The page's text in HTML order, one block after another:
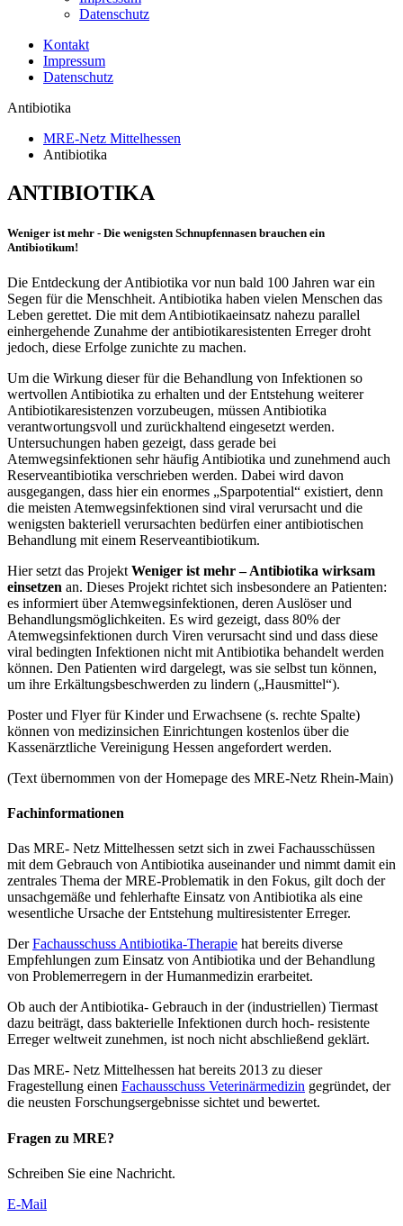
Datenschutz
Kontakt
Impressum
Datenschutz
Antibiotika
MRE-Netz Mittelhessen
Antibiotika
ANTIBIOTIKA
Weniger ist mehr - Die wenigsten Schnupfennasen brauchen ein
Antibiotikum!
Die Entdeckung der Antibiotika vor nun bald 100 Jahren war ein
Segen für die Menschheit. Antibiotika haben vielen Menschen das
Leben gerettet. Die mit dem Antibiotikaeinsatz nahezu parallel
einhergehende Zunahme der antibiotikaresistenten Erreger droht
jedoch, diese Erfolge zunichte zu machen.
Um die Wirkung dieser für die Behandlung von Infektionen so
wertvollen Antibiotika zu erhalten und der Entstehung weiterer
Antibiotikaresistenzen vorzubeugen, müssen Antibiotika
verantwortungsvoll und zurückhaltend eingesetzt werden.
Untersuchungen haben gezeigt, dass gerade bei
Atemwegsinfektionen sehr häufig Antibiotika und zunehmend auch
Reserveantibiotika verschrieben werden. Dabei wird davon
ausgegangen, dass hier ein enormes „Sparpotential“ existiert, denn
die meisten Atemwegsinfektionen sind viral verursacht und die
wenigsten bakteriell verursachten bedürfen einer antibiotischen
Behandlung mit einem Reserveantibiotikum.
Hier setzt das Projekt Weniger ist mehr – Antibiotika wirksam
einsetzen an. Dieses Projekt richtet sich insbesondere an Patienten:
es informiert über Atemwegsinfektionen, deren Auslöser und
Behandlungsmöglichkeiten. Es wird gezeigt, dass 80% der
Atemwegsinfektionen durch Viren verursacht sind und dass diese
viral bedingten Infektionen nicht mit Antibiotika behandelt werden
können. Den Patienten wird dargelegt, was sie selbst tun können,
um ihre Erkältungsbeschwerden zu lindern („Hausmittel“).
Poster und Flyer für Kinder und Erwachsene (s. rechte Spalte)
können von medizinsichen Einrichtungen kostenlos über die
Kassenärztliche Vereinigung Hessen angefordert werden.
(Text übernommen von der Homepage des MRE-Netz Rhein-Main)
Fachinformationen
Das MRE- Netz Mittelhessen setzt sich in zwei Fachausschüssen
mit dem Gebrauch von Antibiotika auseinander und nimmt damit ein
zentrales Thema der MRE-Problematik in den Fokus, gilt doch der
unsachgemäße und fehlerhafte Einsatz von Antibiotika als eine
wesentliche Ursache der Entstehung multiresistenter Erreger.
DerFachausschuss Antibiotika-Therapie hat bereits diverse
Empfehlungen zum Einsatz von Antibiotika und der Behandlung
von Problemerregern in der Humanmedizin erarbeitet.
Ob auch der Antibiotika- Gebrauch in der (industriellen) Tiermast
dazu beiträgt, dass bakterielle Infektionen durch hoch- resistente
Erreger weltweit zunehmen, ist noch nicht abschließend geklärt.
Das MRE- Netz Mittelhessen hat bereits 2013 zu dieser
Fragestellung einen Fachausschuss Veterinärmedizin gegründet, der
die neusten Forschungsergebnisse sichtet und bewertet.
Fragen zu MRE?
Schreiben Sie eine Nachricht.
E-Mail